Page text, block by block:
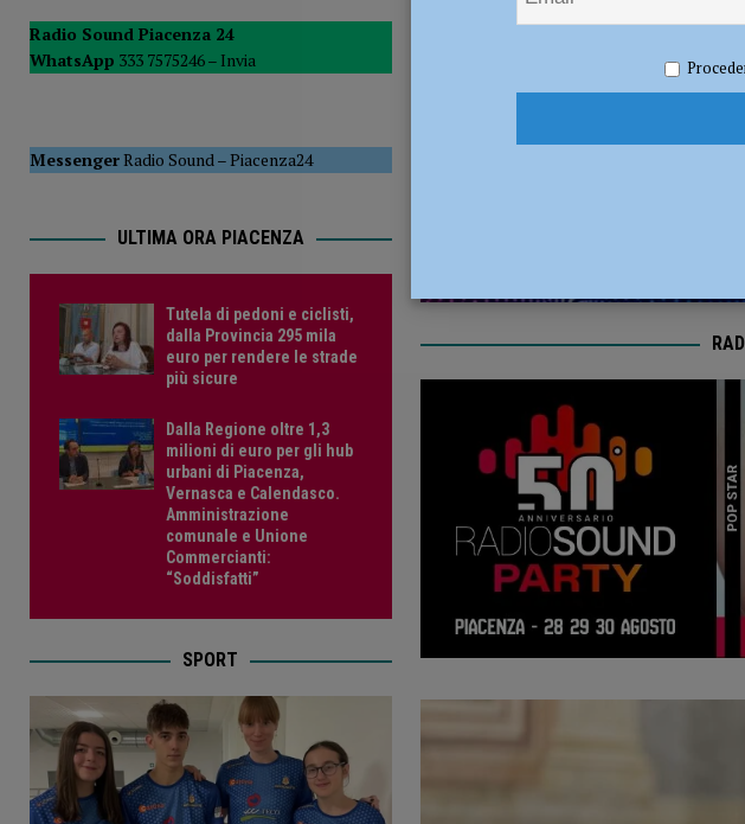
POLITICA
[ 5 Agosto 2026 ] Caldo estremo e asili nido, Tagliaferri (FdI): “Verificare subito la
Redazione MC
Radio Sound Piacenza 24
WhatsApp 333 7575246 – Invia
MessengerRadio Sound–Piacenza24
ULTIMA ORA PIACENZA
Tutela di pedoni e ciclisti,
dalla Provincia 295 mila
euro per rendere le strade
più sicure
Dalla Regione oltre 1,3
milioni di euro per gli hub
urbani di Piacenza,
Vernasca e Calendasco.
Amministrazione
comunale e Unione
Commercianti:
“Soddisfatti”
SPORT